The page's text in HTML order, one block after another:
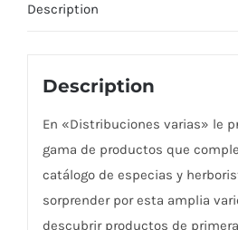
Description
Description
En «Distribuciones varias» le
gama de productos que
catálogo de especias y
sorprender por esta amplia
descubrir productos de